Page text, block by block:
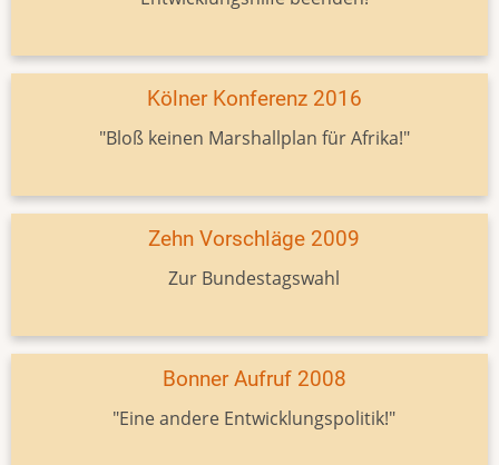
Kölner Konferenz 2016
"Bloß keinen Marshallplan für Afrika!"
Zehn Vorschläge 2009
Zur Bundestagswahl
Bonner Aufruf 2008
"Eine andere Entwicklungspolitik!"